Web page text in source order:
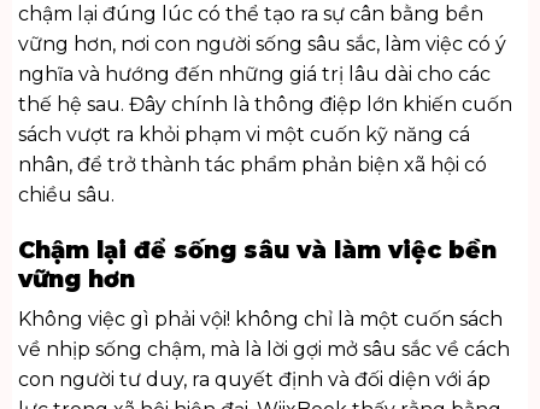
chậm lại đúng lúc có thể tạo ra sự cân bằng bền
vững hơn, nơi con người sống sâu sắc, làm việc có ý
nghĩa và hướng đến những giá trị lâu dài cho các
thế hệ sau. Đây chính là thông điệp lớn khiến cuốn
sách vượt ra khỏi phạm vi một cuốn kỹ năng cá
nhân, để trở thành tác phẩm phản biện xã hội có
chiều sâu.
Chậm lại để sống sâu và làm việc bền
vững hơn
Không việc gì phải vội! không chỉ là một cuốn sách
về nhịp sống chậm, mà là lời gợi mở sâu sắc về cách
con người tư duy, ra quyết định và đối diện với áp